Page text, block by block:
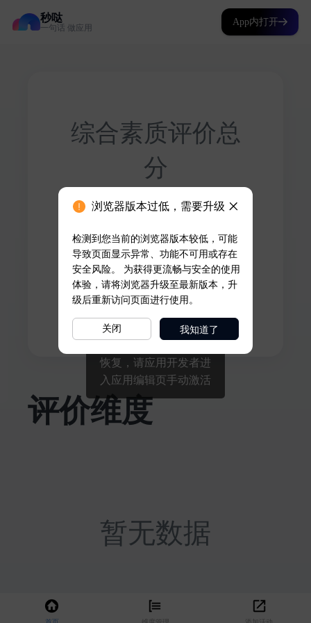
秒哒
一句话 做应用
App内打开
浏览器版本过低，需要升级
检测到您当前的浏览器版本较低，可能
导致页面显示异常、功能不可用或存在
安全风险。 为获得更流畅与安全的使用
体验，请将浏览器升级至最新版本，升
级后重新访问页面进行使用。
关闭 我知道了